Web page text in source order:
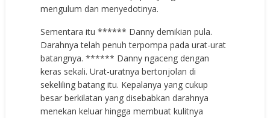
mengulum dan menyedotinya.
Sementara itu ****** Danny demikian pula.
Darahnya telah penuh terpompa pada urat-urat
batangnya. ****** Danny ngaceng dengan
keras sekali. Urat-uratnya bertonjolan di
sekeliling batang itu. Kepalanya yang cukup
besar berkilatan yang disebabkan darahnya
menekan keluar hingga membuat kulitnya